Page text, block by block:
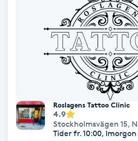
Faceliftmassage
Fibromassage
Fillers
Roslagens Tattoo Clinic
4.9
Stockholmsvägen 15,
Tider fr. 10:00, Imorgon